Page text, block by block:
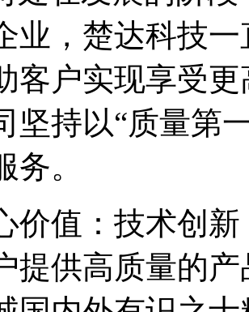
业，楚达科技
客户实现享受
坚持以“质量第
务。
价值：技术创
提供高质量的